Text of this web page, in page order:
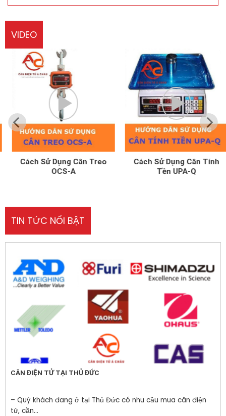
VIDEO
Cách Sử Dụng Cân Treo
OCS-A
Cách Sử Dụng Cân Tính
Tền UPA-Q
TIN TỨC NỔI BẬT
CÂN ĐIỆN TỬ TẠI THỦ ĐỨC
– Quý khách đang ở tại Thủ Đức có nhu cầu mua cân điện
tử, cần...